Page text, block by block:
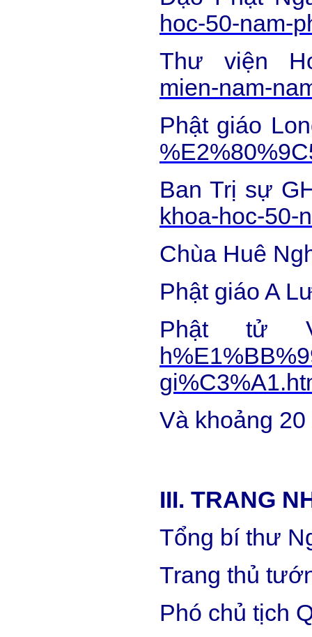
hoc-50-nam-
Thư viện
mien-nam-
Phật giáo
Ban Trị sự
khoa-hoc-50-
Chùa Huê
Phật giáo A
Phật tử
Và khoảng
III. TRANG
Tổng bí thư
Trang thủ
Phó chủ tịch